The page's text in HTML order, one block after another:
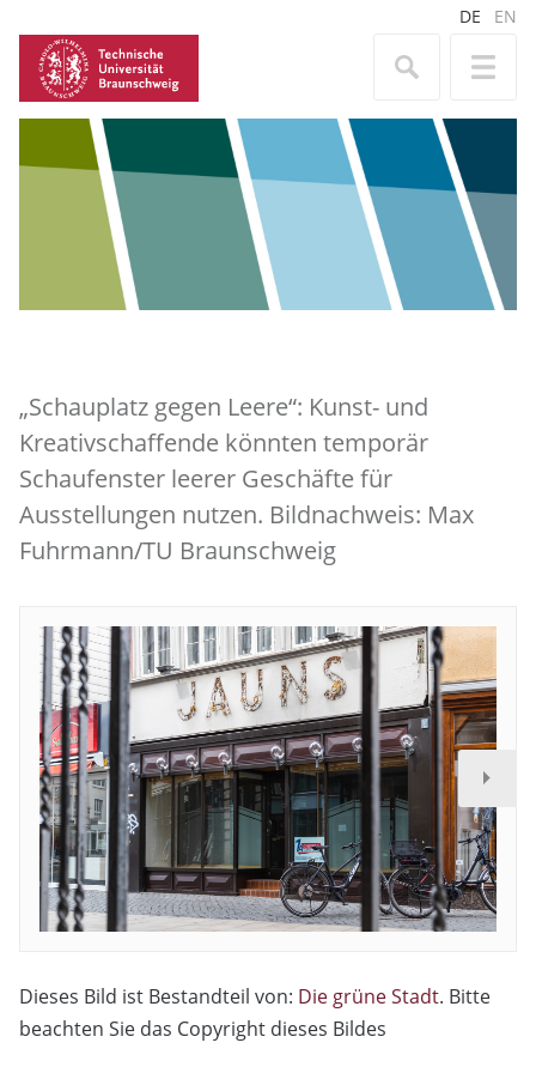
DE EN
„Schauplatz gegen Leere“: Kunst- und
Kreativschaffende könnten temporär
Schaufenster leerer Geschäfte für
Ausstellungen nutzen. Bildnachweis: Max
Fuhrmann/TU Braunschweig
Dieses Bild ist Bestandteil von: Die grüne Stadt. Bitte
beachten Sie das Copyright dieses Bildes